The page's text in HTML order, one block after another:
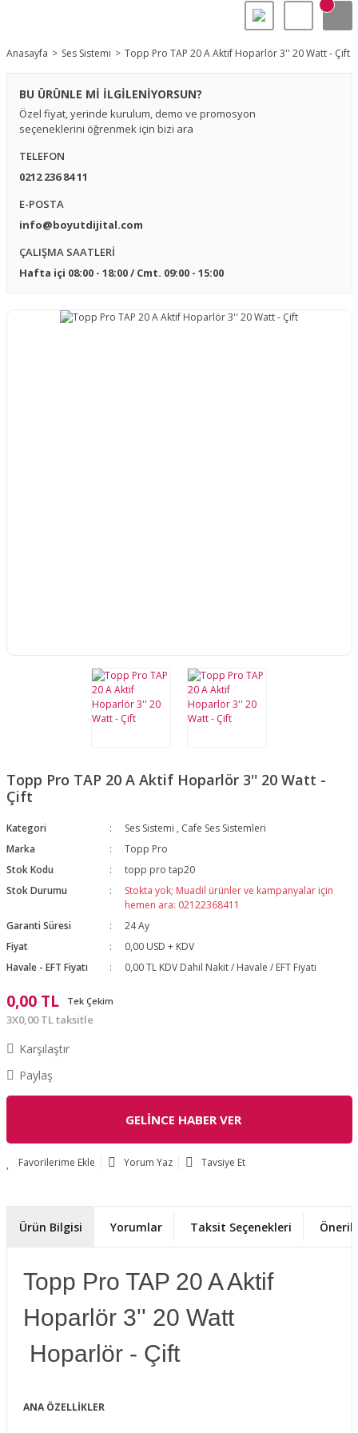
Anasayfa Ses Sistemi Topp Pro TAP 20 A Aktif Hoparlör 3'' 20 Watt - Çift
BU ÜRÜNLE Mİ İLGİLENİYORSUN?
Özel fiyat, yerinde kurulum, demo ve promosyon
seçeneklerini öğrenmek için bizi ara
TELEFON
0212 236 84 11
E-POSTA
info@boyutdijital.com
ÇALIŞMA SAATLERİ
Hafta içi 08:00 - 18:00 / Cmt. 09:00 - 15:00
Topp Pro TAP 20 A Aktif Hoparlör 3'' 20 Watt -
Çift
Kategori Ses Sistemi , Cafe Ses Sistemleri
Marka
Topp Pro
Stok Kodu
topp pro tap20
Stok Durumu
Stokta yok; Muadil ürünler ve kampanyalar için
hemen ara: 02122368411
Garanti Süresi
24 Ay
Fiyat
0,00 USD + KDV
Havale - EFT Fiyatı
0,00 TL KDV Dahil Nakit / Havale / EFT Fiyatı
0,00 TL Tek Çekim
3X0,00 TL taksitle
Karşılaştır
Paylaş
GELİNCE HABER VER
Yorum Yaz Tavsiye Et
Ürün Bilgisi Yorumlar Taksit Seçenekleri
Topp Pro TAP 20 A Aktif
Hoparlör 3'' 20 Watt
Hoparlör - Çift
ANA ÖZELLİKLER